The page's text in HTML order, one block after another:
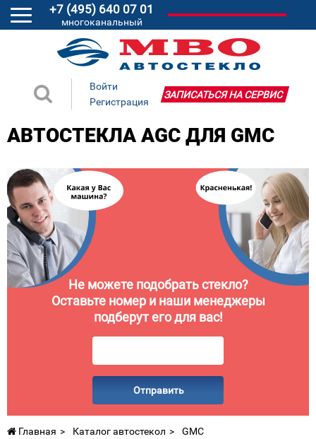
+7 (495) 640 07 01
многоканальный
Войти
Регистрация
ЗАПИСАТЬСЯ НА СЕРВИС
АВТОСТЕКЛА AGC ДЛЯ GMC
Не можете подобрать стекло?
Оставьте номер и наши менеджеры
подберут его для вас!
Отправить
Главная Каталог автостекол GMC